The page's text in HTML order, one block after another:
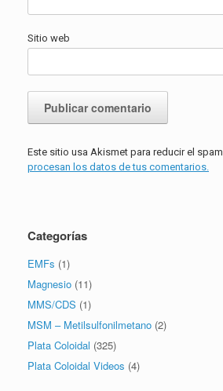
Sitio web
Este sitio usa Akismet para reducir el spam.
procesan los datos de tus comentarios.
Categorías
EMFs (1)
Magnesio (11)
MMS/CDS (1)
MSM – Metilsulfonilmetano (2)
Plata Coloidal (325)
Plata Coloidal Videos (4)